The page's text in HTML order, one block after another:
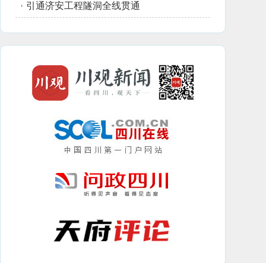
· 引通济安工程隧洞全线贯通